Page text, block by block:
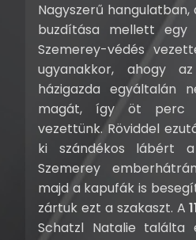
Nagyszerű
buzdítása mellett egy
Szemerey-védés
ugyanakkor, ahogy
házigazda egyáltalán
magát, így öt perc
vezettünk. Röviddel
ki szándékos lábért
Szemerey
majd a kapufák is
zártuk ezt a szakaszt. A
Schatzl Natalie találta